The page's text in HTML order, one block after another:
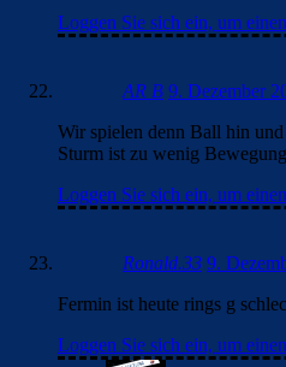
Loggen Sie sich ein, um
AR B 9. Dezember
Wir spielen denn Ball hin
Sturm ist zu wenig
Loggen Sie sich ein, um
Ronald.33 9.
Fermin ist heute rings g
Loggen Sie sich ein, um